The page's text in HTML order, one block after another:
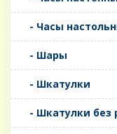
- Часы
- Шары
- Шкатулки
- Шкатулки без